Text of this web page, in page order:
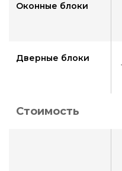
Оконные блоки
Дверные блоки
Стоимость